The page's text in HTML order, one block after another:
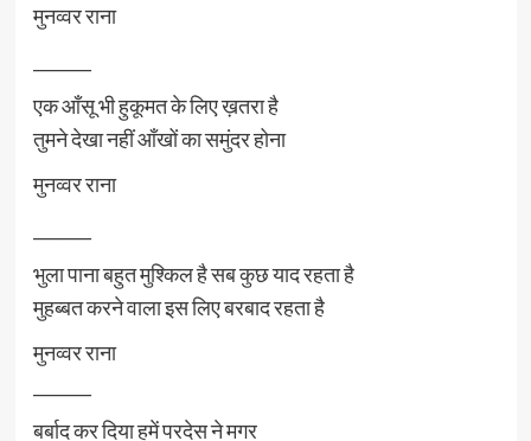
मुनव्वर राना
एक आँसू भी हुकूमत के लिए ख़तरा है
तुमने देखा नहीं आँखों का समुंदर होना
मुनव्वर राना
भुला पाना बहुत मुश्किल है सब कुछ याद रहता है
मुहब्बत करने वाला इस लिए बरबाद रहता है
मुनव्वर राना
बर्बाद कर दिया हमें परदेस ने मगर